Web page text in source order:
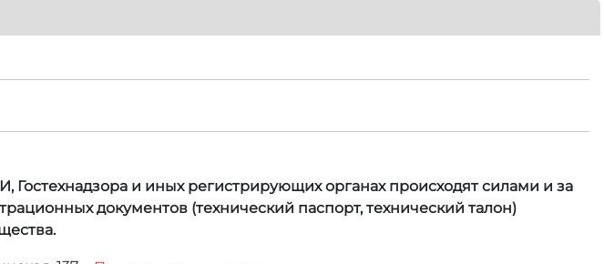
и иных регистрирующих органах происходят силами и за
документов (технический паспорт, технический талон)